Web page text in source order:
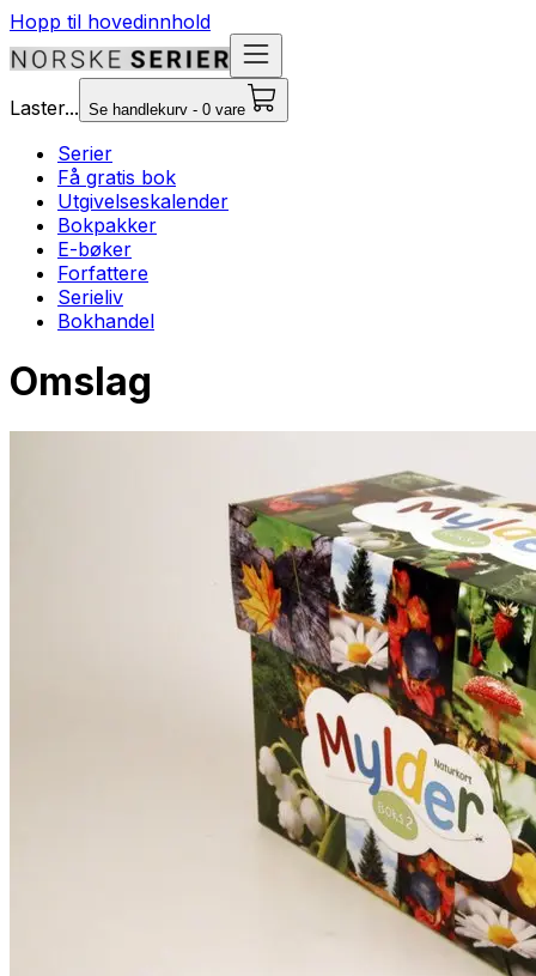
Hopp til hovedinnhold
Laster... Se handlekurv - 0 vare
Serier
Få gratis bok
Utgivelseskalender
Bokpakker
E-bøker
Forfattere
Serieliv
Bokhandel
Omslag